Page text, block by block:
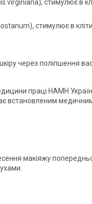
virginiana), стимулює в
стимулює в
через поліпшення
праці НАМН
встановленим
макіяжу